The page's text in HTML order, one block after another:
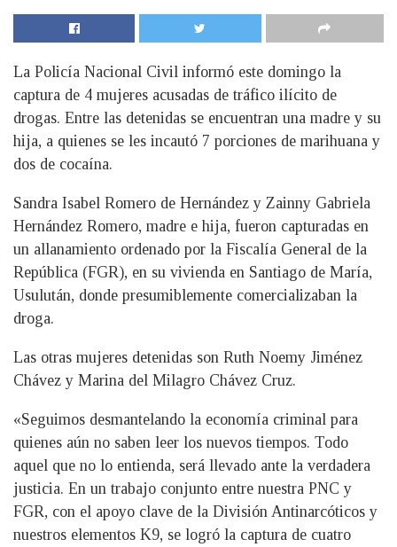
La Policía Nacional Civil informó este domingo la
captura de 4 mujeres acusadas de tráfico ilícito de
drogas. Entre las detenidas se encuentran una madre y su
hija, a quienes se les incautó 7 porciones de marihuana y
dos de cocaína.
Sandra Isabel Romero de Hernández y Zainny Gabriela
Hernández Romero, madre e hija, fueron capturadas en
un allanamiento ordenado por la Fiscalía General de la
República (FGR), en su vivienda en Santiago de María,
Usulután, donde presumiblemente comercializaban la
droga.
Las otras mujeres detenidas son Ruth Noemy Jiménez
Chávez y Marina del Milagro Chávez Cruz.
«Seguimos desmantelando la economía criminal para
quienes aún no saben leer los nuevos tiempos. Todo
aquel que no lo entienda, será llevado ante la verdadera
justicia. En un trabajo conjunto entre nuestra PNC y
FGR, con el apoyo clave de la División Antinarcóticos y
nuestros elementos K9, se logró la captura de cuatro